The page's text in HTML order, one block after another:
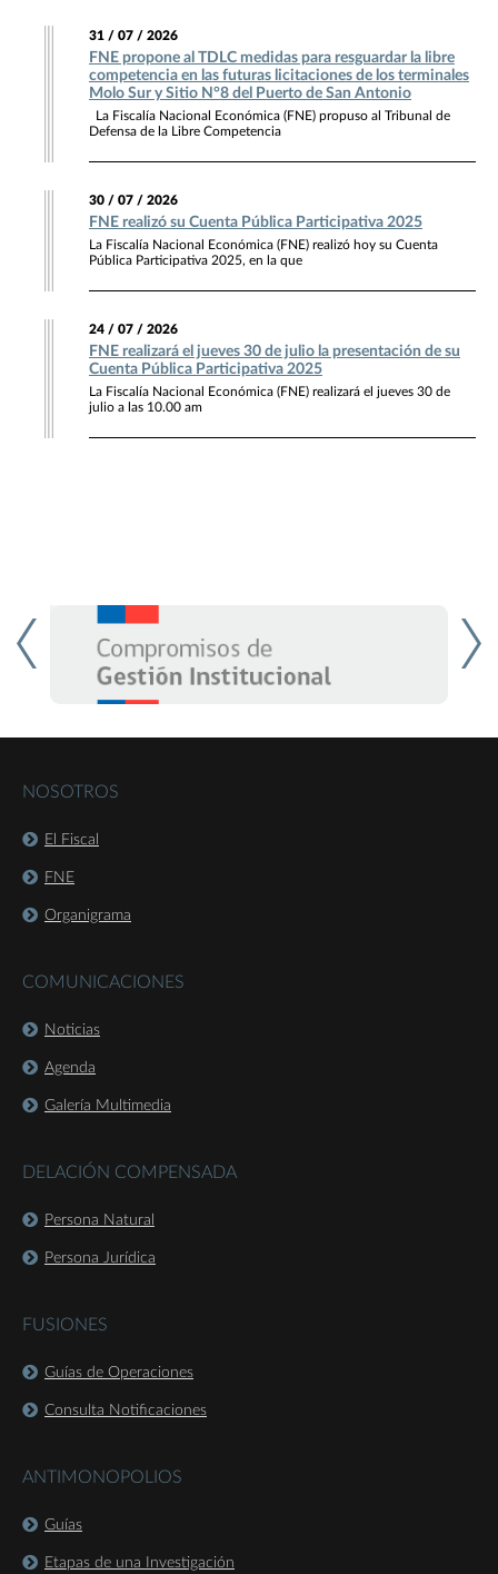
31 / 07 / 2026
FNE propone al TDLC medidas para resguardar la libre
competencia en las futuras licitaciones de los terminales
Molo Sur y Sitio N°8 del Puerto de San Antonio
La Fiscalía Nacional Económica (FNE) propuso al Tribunal de
Defensa de la Libre Competencia
30 / 07 / 2026
FNE realizó su Cuenta Pública Participativa 2025
La Fiscalía Nacional Económica (FNE) realizó hoy su Cuenta
Pública Participativa 2025, en la que
24 / 07 / 2026
FNE realizará el jueves 30 de julio la presentación de su
Cuenta Pública Participativa 2025
La Fiscalía Nacional Económica (FNE) realizará el jueves 30 de
julio a las 10.00 am
NOSOTROS
El Fiscal
FNE
Organigrama
COMUNICACIONES
Noticias
Agenda
Galería Multimedia
DELACIÓN COMPENSADA
Persona Natural
Persona Jurídica
FUSIONES
Guías de Operaciones
Consulta Notificaciones
ANTIMONOPOLIOS
Guías
Etapas de una Investigación